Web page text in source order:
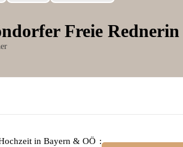
Freie Rednerin
in Bayern & OÖ